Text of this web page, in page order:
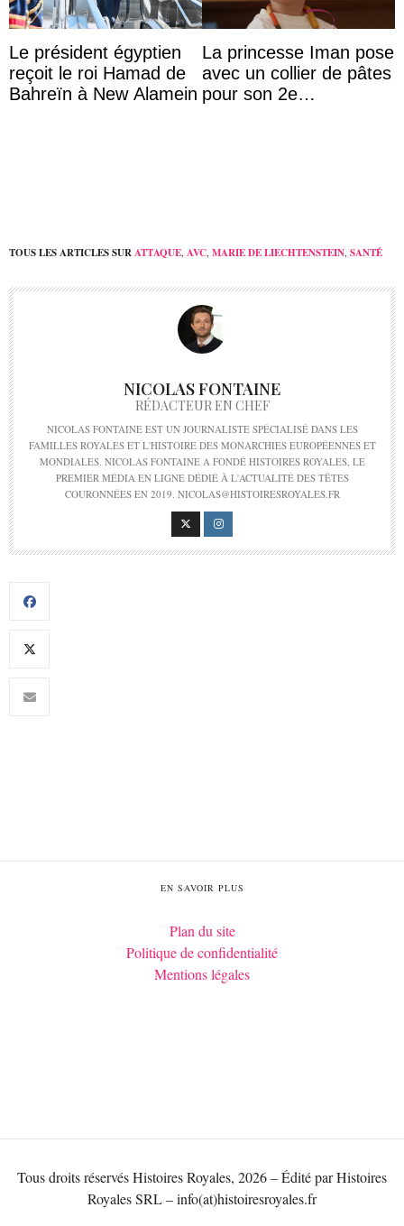
Le président égyptien
reçoit le roi Hamad de
Bahreïn à New Alamein
La princesse Iman pose
avec un collier de pâtes
pour son 2e
TOUS LES ARTICLES SURATTAQUE, AVC, MARIE DE LIECHTENSTEIN, SANTÉ
NICOLAS FONTAINE
RÉDACTEUR EN CHEF
NICOLAS FONTAINE EST UN JOURNALISTE SPÉCIALISÉ DANS LES
FAMILLES ROYALES ET L'HISTOIRE DES MONARCHIES EUROPÉENNES ET
MONDIALES. NICOLAS FONTAINE A FONDÉ HISTOIRES ROYALES, LE
PREMIER MÉDIA EN LIGNE DÉDIÉ À L'ACTUALITÉ DES TÊTES
COURONNÉES EN 2019. NICOLAS@HISTOIRESROYALES.FR
EN SAVOIR PLUS
Plan du site
Politique de confidentialité
Mentions légales
Tous droits réservés Histoires Royales, 2026 – Édité par Histoires
Royales SRL – info(at)histoiresroyales.fr